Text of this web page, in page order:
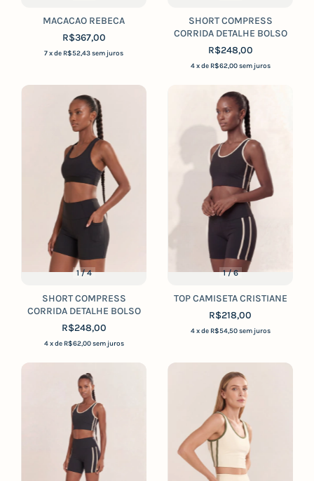
MACACAO REBECA
R$367,00
7x de R$52,43sem juros
SHORT COMPRESS
CORRIDA DETALHE BOLSO
R$248,00
4 x de R$62,00 sem juros
1/4
SHORT COMPRESS
CORRIDA DETALHE BOLSO
R$248,00
4 x de R$62,00 sem juros
1/6
TOP CAMISETA CRISTIANE
R$218,00
4 x de R$54,50 sem juros